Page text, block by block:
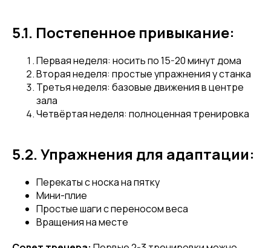
5.1. Постепенное привыкание:
Первая неделя: носить по 15-20 минут дома
Вторая неделя: простые упражнения у станка
Третья неделя: базовые движения в центре
зала
Четвёртая неделя: полноценная тренировка
5.2. Упражнения для адаптации:
Перекаты с носка на пятку
Мини-плие
Простые шаги с переносом веса
Вращения на месте